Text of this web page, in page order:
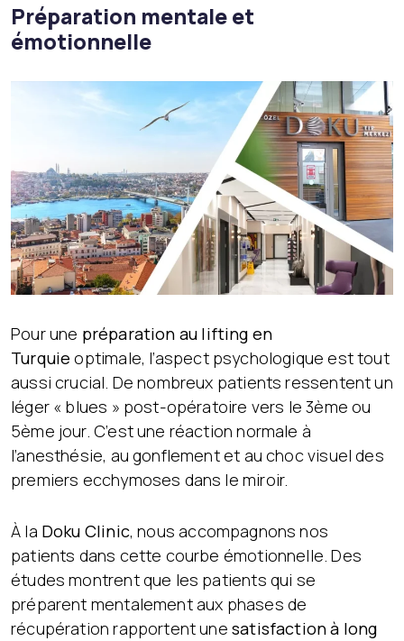
Préparation mentale et
émotionnelle
Pour une préparation au lifting en
Turquie optimale, l’aspect psychologique est tout
aussi crucial. De nombreux patients ressentent un
léger « blues » post-opératoire vers le 3ème ou
5ème jour. C’est une réaction normale à
l’anesthésie, au gonflement et au choc visuel des
premiers ecchymoses dans le miroir.
À la Doku Clinic, nous accompagnons nos
patients dans cette courbe émotionnelle. Des
études montrent que les patients qui se
préparent mentalement aux phases de
récupération rapportent unesatisfaction à long